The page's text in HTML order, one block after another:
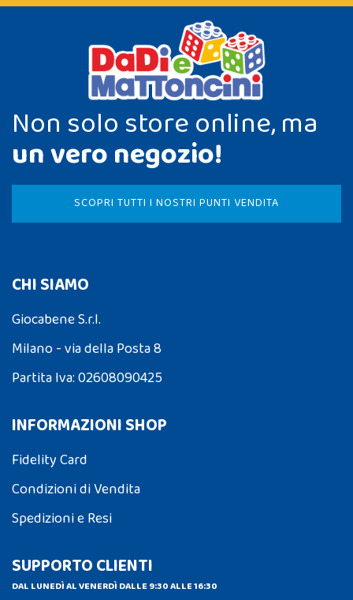
Non solo store online, ma
un vero negozio!
SCOPRI TUTTI I NOSTRI PUNTI VENDITA
CHI SIAMO
Giocabene S.r.l.
Milano - via della Posta 8
Partita Iva: 02608090425
INFORMAZIONI SHOP
Fidelity Card
Condizioni di Vendita
Spedizioni e Resi
SUPPORTO CLIENTI
DAL LUNEDÌ AL VENERDÌ DALLE 9:30 ALLE 16:30